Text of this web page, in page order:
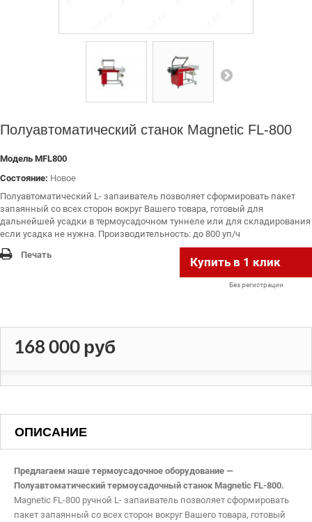
Полуавтоматический станок Magnetic FL-800
Модель MFL800
Состояние: Новое
Полуавтоматический L- запаиватель позволяет сформировать пакет
запаянный со всех сторон вокруг Вашего товара, готовый для
дальнейшей усадки в термоусадочном туннеле или для складирования
если усадка не нужна. Производительность: до 800 уп/ч
Купить в 1 клик
Без регистрации
Печать
168 000 руб
ОПИСАНИЕ
Предлагаем наше термоусадочное оборудование —
Полуавтоматический термоусадочный станок Magnetic FL-800.
Magnetic FL-800 ручной L- запаиватель позволяет сформировать
пакет запаянный со всех сторон вокруг Вашего товара, готовый